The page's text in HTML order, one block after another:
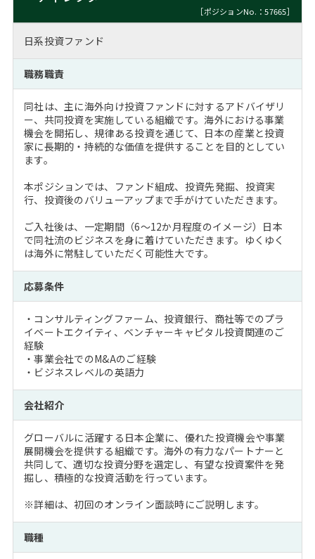
MBA留学生数の推移
インターン受入企業一覧
MBAを生かす求人特集
年齢と年収の相関図
MBA NETWORKING
［ポジションNo.：57665］
日系投資ファンド
職務職責
同社は、主に海外向け投資ファンドに対するアドバイザリ
ー、共同投資を実施している組織です。海外における事業
機会を開拓し、規律ある投資を通じて、日本の産業と投資
家に長期的・持続的な価値を提供することを目的としてい
ます。
本ポジションでは、ファンド組成、投資先発掘、投資実
行、投資後のバリューアップまで手がけていただきます。
ご入社後は、一定期間（6～12か月程度のイメージ）日本
で同社流のビジネスを身に着けていただきます。ゆくゆく
は海外に常駐していただく可能性大です。
応募条件
・コンサルティングファーム、投資銀行、商社等でのプラ
イベートエクイティ、ベンチャーキャピタル投資関連のご
経験
・事業会社でのM&Aのご経験
・ビジネスレベルの英語力
会社紹介
グローバルに活躍する日本企業に、優れた投資機会や事業
展開機会を提供する組織です。海外の有力なパートナーと
共同して、適切な投資分野を選定し、有望な投資案件を発
掘し、積極的な投資活動を行っています。
※詳細は、初回のオンライン面談時にご説明します。
職種